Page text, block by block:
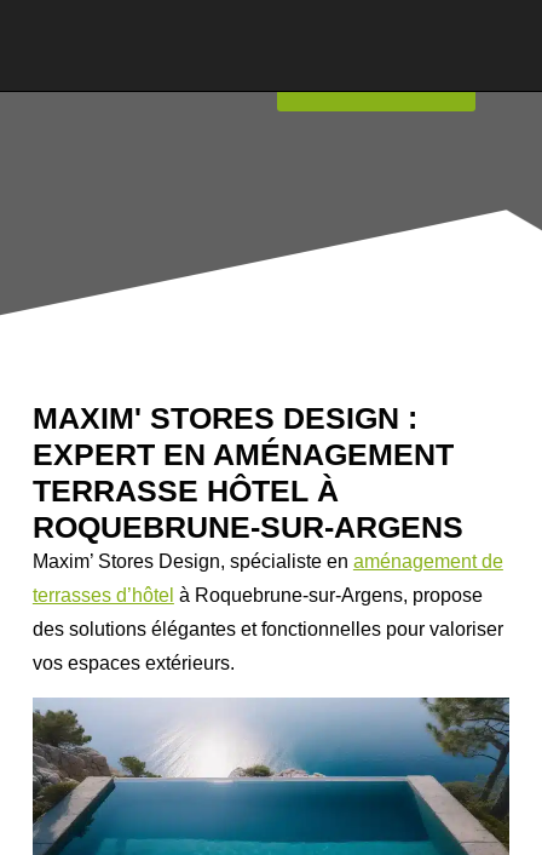
MAXIM' STORES DESIGN :
EXPERT EN AMÉNAGEMENT
TERRASSE HÔTEL À
ROQUEBRUNE-SUR-ARGENS
Maxim’ Stores Design, spécialiste en aménagement de
terrasses d’hôtel à Roquebrune-sur-Argens, propose
des solutions élégantes et fonctionnelles pour valoriser
vos espaces extérieurs.